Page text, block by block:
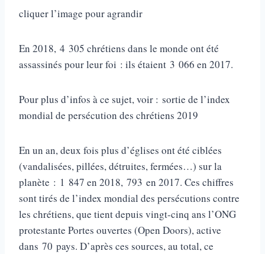
cliquer l’image pour agrandir
En 2018, 4 305 chrétiens dans le monde ont été
assassinés pour leur foi : ils étaient 3 066 en 2017.
Pour plus d’infos à ce sujet, voir : sortie de l’index
mondial de persécution des chrétiens 2019
En un an, deux fois plus d’églises ont été ciblées
(vandalisées, pillées, détruites, fermées…) sur la
planète : 1 847 en 2018, 793 en 2017. Ces chiffres
sont tirés de l’index mondial des persécutions contre
les chrétiens, que tient depuis vingt-cinq ans l’ONG
protestante Portes ouvertes (Open Doors), active
dans 70 pays. D’après ces sources, au total, ce